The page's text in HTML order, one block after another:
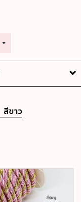
+
สีขาว